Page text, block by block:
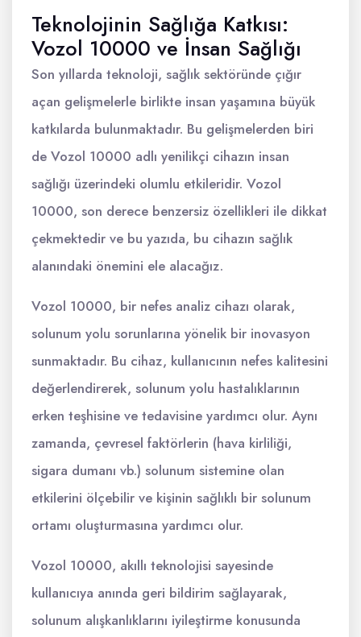
Teknolojinin Sağlığa Katkısı:
Vozol 10000 ve İnsan Sağlığı
Son yıllarda teknoloji, sağlık sektöründe çığır
açan gelişmelerle birlikte insan yaşamına büyük
katkılarda bulunmaktadır. Bu gelişmelerden biri
de Vozol 10000 adlı yenilikçi cihazın insan
sağlığı üzerindeki olumlu etkileridir. Vozol
10000, son derece benzersiz özellikleri ile dikkat
çekmektedir ve bu yazıda, bu cihazın sağlık
alanındaki önemini ele alacağız.
Vozol 10000, bir nefes analiz cihazı olarak,
solunum yolu sorunlarına yönelik bir inovasyon
sunmaktadır. Bu cihaz, kullanıcının nefes kalitesini
değerlendirerek, solunum yolu hastalıklarının
erken teşhisine ve tedavisine yardımcı olur. Aynı
zamanda, çevresel faktörlerin (hava kirliliği,
sigara dumanı vb.) solunum sistemine olan
etkilerini ölçebilir ve kişinin sağlıklı bir solunum
ortamı oluşturmasına yardımcı olur.
Vozol 10000, akıllı teknolojisi sayesinde
kullanıcıya anında geri bildirim sağlayarak,
solunum alışkanlıklarını iyileştirme konusunda